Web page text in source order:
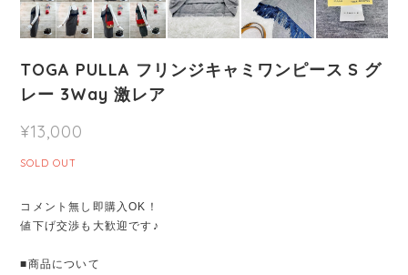
TOGA PULLA フリンジキャミワンピース S グ
レー 3Way 激レア
¥13,000
SOLD OUT
コメント無し即購入OK！
値下げ交渉も大歓迎です♪
■商品について